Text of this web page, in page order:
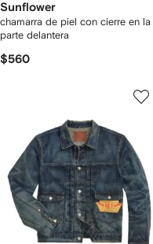
Sunflower
chamarra de piel con cierre en la
parte delantera
$560